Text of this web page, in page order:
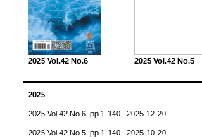
2025 Vol.42 No.6 2025 Vol.42 No.5
2025
2025 Vol.42 No.6 pp.1-140 2025-12-20
2025 Vol.42 No.5 pp.1-140 2025-10-20